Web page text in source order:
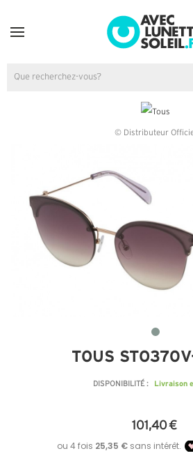
© Distributeur
TOUS
DISPONIBILITÉ : Livraison
101,40 €